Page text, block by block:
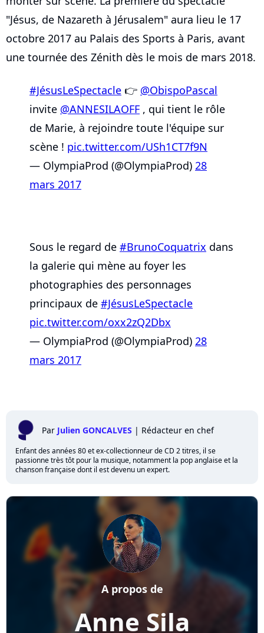
"Jésus, de Nazareth à Jérusalem" aura lieu le 17
octobre 2017 au Palais des Sports à Paris, avant
une tournée des Zénith dès le mois de mars 2018.
#JésusLeSpectacle 👉 @ObispoPascal
invite @ANNESILAOFF , qui tient le rôle
de Marie, à rejoindre toute l'équipe sur
scène ! pic.twitter.com/USh1CT7f9N
— OlympiaProd (@OlympiaProd) 28
mars 2017
Sous le regard de #BrunoCoquatrix dans
la galerie qui mène au foyer les
photographies des personnages
principaux de #JésusLeSpectacle
pic.twitter.com/oxx2zQ2Dbx
— OlympiaProd (@OlympiaProd) 28
mars 2017
Par Julien GONCALVES | Rédacteur en chef
Enfant des années 80 et ex-collectionneur de CD 2 titres, il se
passionne très tôt pour la musique, notamment la pop anglaise et la
chanson française dont il est devenu un expert.
Anne Sila
A propos de